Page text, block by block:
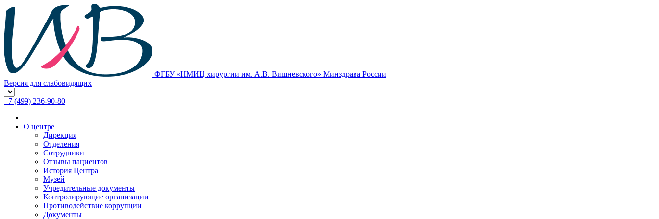
ФГБУ «НМИЦ хирургии им. А.В. Вишневского» Минздрава России
Версия для слабовидящих
+7 (499) 236-90-80
О центре
Дирекция
Отделения
Сотрудники
Отзывы пациентов
История Центра
Музей
Учредительные документы
Контролирующие организации
Противодействие коррупции
Документы